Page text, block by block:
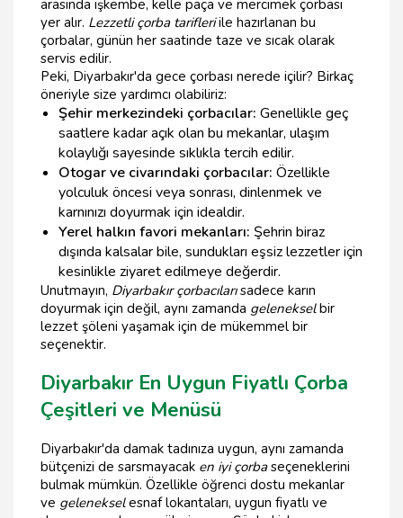
arasında işkembe, kelle paça ve mercimek çorbası
yer alır. Lezzetli çorba tarifleriile hazırlanan bu
çorbalar, günün her saatinde taze ve sıcak olarak
servis edilir.
Peki, Diyarbakır'da gece çorbası nerede içilir? Birkaç
öneriyle size yardımcı olabiliriz:
Şehir merkezindeki çorbacılar: Genellikle geç
saatlere kadar açık olan bu mekanlar, ulaşım
kolaylığı sayesinde sıklıkla tercih edilir.
Otogar ve civarındaki çorbacılar: Özellikle
yolculuk öncesi veya sonrası, dinlenmek ve
karnınızı doyurmak için idealdir.
Yerel halkın favori mekanları: Şehrin biraz
dışında kalsalar bile, sundukları eşsiz lezzetler için
kesinlikle ziyaret edilmeye değerdir.
Unutmayın, Diyarbakır çorbacılarısadece karın
doyurmak için değil, aynı zamanda gelenekselbir
lezzet şöleni yaşamak için de mükemmel bir
seçenektir.
Diyarbakır En Uygun Fiyatlı Çorba
Çeşitleri ve Menüsü
Diyarbakır'da damak tadınıza uygun, aynı zamanda
bütçenizi de sarsmayacak en iyi çorbaseçeneklerini
bulmak mümkün. Özellikle öğrenci dostu mekanlar
ve gelenekselesnaf lokantaları, uygun fiyatlı ve